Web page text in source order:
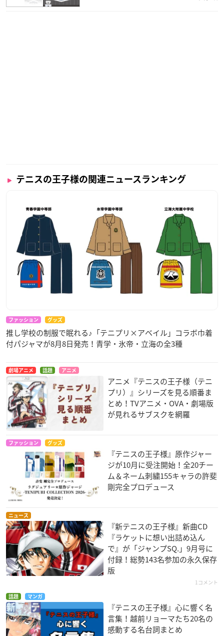
テニスの王子様の関連ニュースランキング
ファッション グッズ
推し学校の制服で眠れる♪「テニプリ×アベイル」コラボ巾着
付パジャマが8月8日発売！青学・氷帝・立海の全3種
劇場アニメ 話題 アニメ
アニメ『テニスの王子様（テニ
プリ）』シリーズを見る順番ま
とめ！TVアニメ・OVA・劇場版
が見れるサブスクを網羅
ファッション グッズ
『テニスの王子様』原作ジャー
ジが10月に受注開始！全20チー
ム＆ネーム刺繍155キャラの許斐
剛完全プロデュース
ニュース
『新テニスの王子様』新曲CD
『ラケットに想い出詰め込ん
で』が「ジャンプSQ.」9月号に
付録！総勢143名参加の永久保存
版
1コメント
話題 マンガ
『テニスの王子様』心に響く名
言集！越前リョーマたち20名の
感動する名台詞まとめ